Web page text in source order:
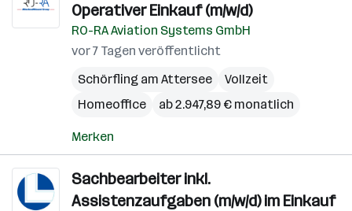
Operativer Einkauf (m/w/d)
RO-RA Aviation Systems GmbH
vor 7 Tagen veröffentlicht
Schörfling am Attersee
Vollzeit
Homeoffice
ab 2.947,89 € monatlich
Merken
Sachbearbeiter inkl.
Assistenzaufgaben (m/w/d) im Einkauf